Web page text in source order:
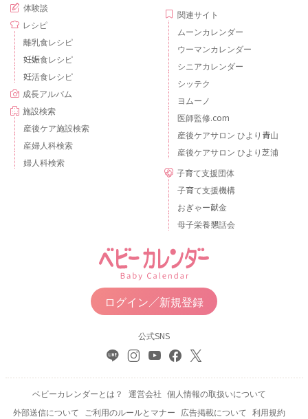
体験談
レシピ
離乳食レシピ
妊娠食レシピ
妊活食レシピ
成長アルバム
施設検索
産後ケア施設検索
産婦人科検索
婦人科検索
関連サイト
ムーンカレンダー
ウーマンカレンダー
シニアカレンダー
シッテク
ヨムーノ
医師監修.com
産後ケアサロン ひより青山
産後ケアサロン ひより芝浦
子育て支援団体
子育て支援機構
おぎゃー献金
母子栄養懇話会
ログイン／新規登録
公式SNS
ベビーカレンダーとは？ 運営会社 個人情報の取扱いについて
外部送信について
ご利用のルールとマナー 広告掲載について 利用規約